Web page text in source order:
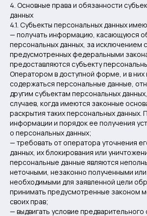
4. Основные права и обязанности
данных
4.1. Субъекты персональных данных
— получать информацию, касающуюся
персональных данных, за исключением
предусмотренных федеральными
предоставляются субъекту
Оператором в доступной форме, и в них
содержаться персональные данные,
другим субъектам персональных
случаев, когда имеются законные
раскрытия таких персональных данных.
информации и порядок ее получения
о персональных данных;
— требовать от оператора уточнения
данных, их блокирования или
персональные данные являются
неточными, незаконно полученными
необходимыми для заявленной цели
принимать предусмотренные законом
своих прав;
— выдвигать условие предварительного